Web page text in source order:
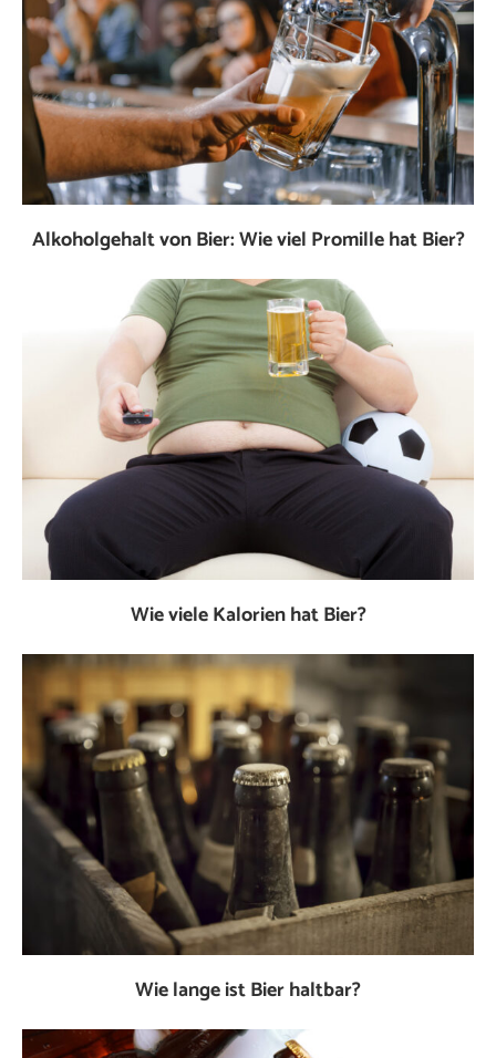
Alkoholgehalt von Bier: Wie viel Promille hat Bier?
Wie viele Kalorien hat Bier?
Wie lange ist Bier haltbar?